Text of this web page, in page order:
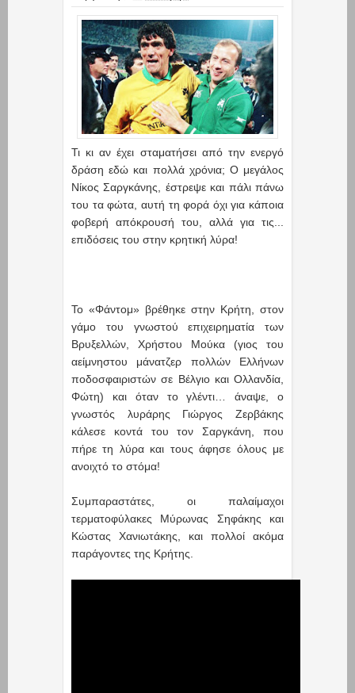
Τι κι αν έχει σταματήσει από την ενεργό
δράση εδώ και πολλά χρόνια; Ο μεγάλος
Νίκος Σαργκάνης, έστρεψε και πάλι πάνω
του τα φώτα, αυτή τη φορά όχι για κάποια
φοβερή απόκρουσή του, αλλά για τις...
επιδόσεις του στην κρητική λύρα!
Το «Φάντομ» βρέθηκε στην Κρήτη, στον
γάμο του γνωστού επιχειρηματία των
Βρυξελλών, Χρήστου Μούκα (γιος του
αείμνηστου μάνατζερ πολλών Ελλήνων
ποδοσφαιριστών σε Βέλγιο και Ολλανδία,
Φώτη) και όταν το γλέντι… άναψε, ο
γνωστός λυράρης Γιώργος Ζερβάκης
κάλεσε κοντά του τον Σαργκάνη, που
πήρε τη λύρα και τους άφησε όλους με
ανοιχτό το στόμα!
Συμπαραστάτες, οι παλαίμαχοι
τερματοφύλακες Μύρωνας Σηφάκης και
Κώστας Χανιωτάκης, και πολλοί ακόμα
παράγοντες της Κρήτης.